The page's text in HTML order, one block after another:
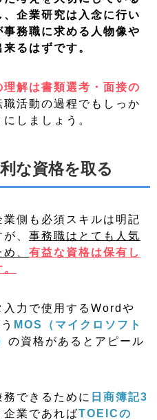
企業研究は入念に行い
務職に求める人物像や
るはずです。
解は書類選考・面接の
職活動の過程でもしっか
しましょう。
な資格を取る
側も必須スキルは明記
、 事務職はとても人気
、 有益な資格は保有し
力で使用するWordや
MOS（マイクロソフト
の資格があるとアピール
できるために 日商簿記3
業であればTOEICの